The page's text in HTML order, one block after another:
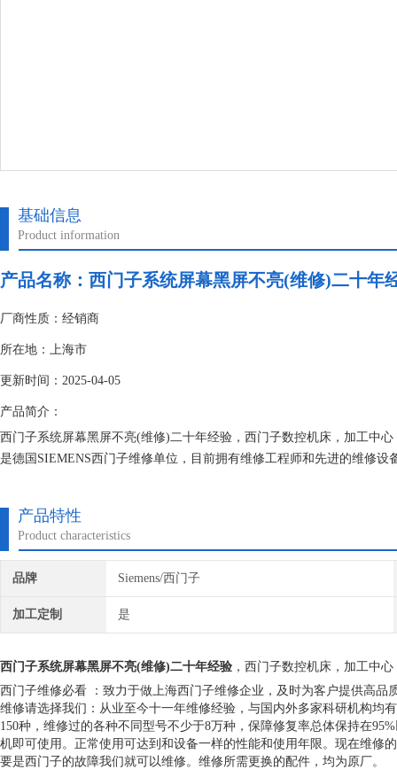
基础信息
Product information
产品名称： 西门子系统屏幕黑屏不亮(维修)二十年
厂商性质：经销商
所在地：上海市
更新时间：2025-04-05
产品简介：
西门子系统屏幕黑屏不亮(维修)二十年经验，西门子数控机床，加工中
是德国SIEMENS西门子维修单位，目前拥有维修工程师和先进的维修
产品特性
Product characteristics
品牌 Siemens/西门子
加工定制 是
西门子系统屏幕黑屏不亮(维修)二十年经验 ，西门子数控机床，加工中
西门子维修必看 ：致力于做上海西门子维修企业，及时为客户提供高品
维修请选择我们：从业至今十一年维修经验，与国内外多家科研机构均
150种，维修过的各种不同型号不少于8万种，保障修复率总体保持在
机即可使用。正常使用可达到和设备一样的性能和使用年限。现在维修
要是西门子的故障我们就可以维修。维修所需更换的配件，均为原厂。